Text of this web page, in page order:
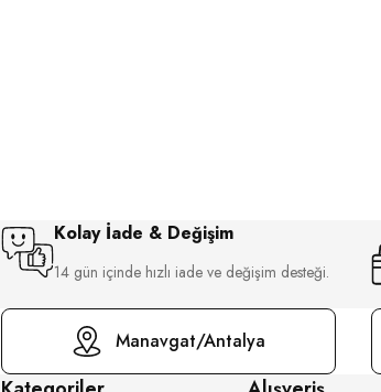
Kolay İade & Değişim
14 gün içinde hızlı iade ve değişim desteği.
Manavgat/Antalya